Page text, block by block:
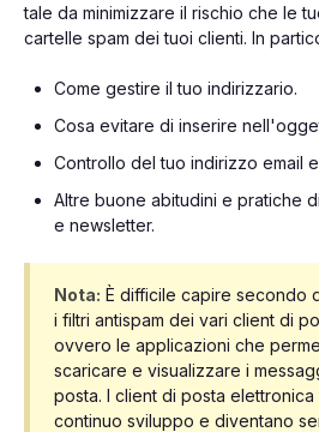
tale da minimizzare il rischio che le
cartelle spam dei tuoi clienti. In
Come gestire il tuo indirizzario.
Cosa evitare di inserire
Controllo del tuo indirizzo email
Altre buone abitudini e pratiche
e newsletter.
Nota: È difficile capire secondo
i filtri antispam dei vari client di
ovvero le applicazioni che
scaricare e visualizzare i
posta. I client di posta elettronica
continuo sviluppo e diventano